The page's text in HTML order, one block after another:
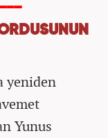
yeniden
Yunus